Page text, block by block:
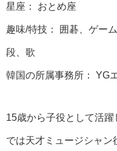
星座： おとめ座
趣味/特技： 囲碁、ゲー
段、歌
韓国の所属事務所： YG
15歳から子役として活躍
では天才ミュージシャン